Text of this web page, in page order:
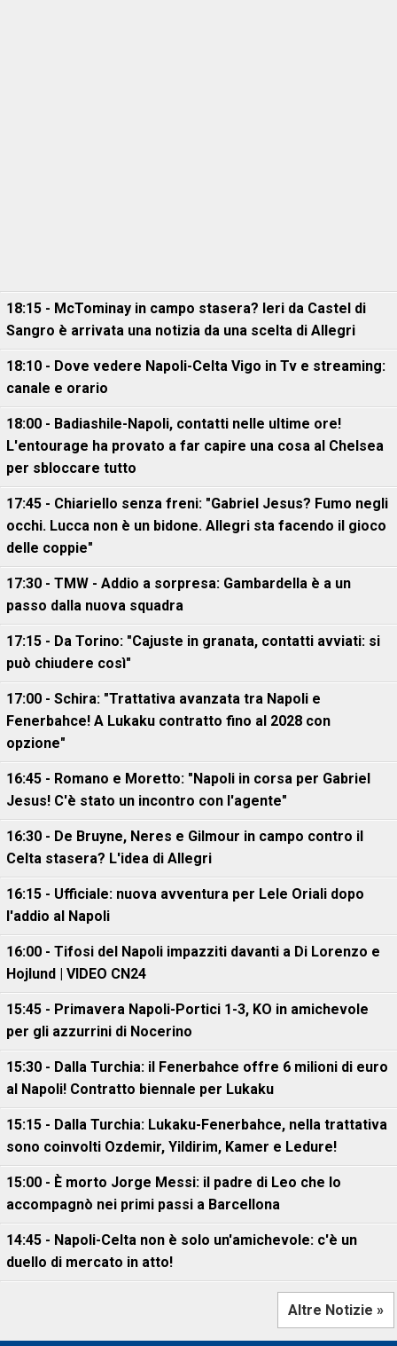
18:15 - McTominay in campo stasera? Ieri da Castel di
Sangro è arrivata una notizia da una scelta di Allegri
18:10 - Dove vedere Napoli-Celta Vigo in Tv e streaming:
canale e orario
18:00 - Badiashile-Napoli, contatti nelle ultime ore!
L'entourage ha provato a far capire una cosa al Chelsea
per sbloccare tutto
17:45 - Chiariello senza freni: "Gabriel Jesus? Fumo negli
occhi. Lucca non è un bidone. Allegri sta facendo il gioco
delle coppie"
17:30 - TMW - Addio a sorpresa: Gambardella è a un
passo dalla nuova squadra
17:15 - Da Torino: "Cajuste in granata, contatti avviati: si
può chiudere così"
17:00 - Schira: "Trattativa avanzata tra Napoli e
Fenerbahce! A Lukaku contratto fino al 2028 con
opzione"
16:45 - Romano e Moretto: "Napoli in corsa per Gabriel
Jesus! C'è stato un incontro con l'agente"
16:30 - De Bruyne, Neres e Gilmour in campo contro il
Celta stasera? L'idea di Allegri
16:15 - Ufficiale: nuova avventura per Lele Oriali dopo
l'addio al Napoli
16:00 - Tifosi del Napoli impazziti davanti a Di Lorenzo e
Hojlund | VIDEO CN24
15:45 - Primavera Napoli-Portici 1-3, KO in amichevole
per gli azzurrini di Nocerino
15:30 - Dalla Turchia: il Fenerbahce offre 6 milioni di euro
al Napoli! Contratto biennale per Lukaku
15:15 - Dalla Turchia: Lukaku-Fenerbahce, nella trattativa
sono coinvolti Ozdemir, Yildirim, Kamer e Ledure!
15:00 - È morto Jorge Messi: il padre di Leo che lo
accompagnò nei primi passi a Barcellona
14:45 - Napoli-Celta non è solo un'amichevole: c'è un
duello di mercato in atto!
Altre Notizie »